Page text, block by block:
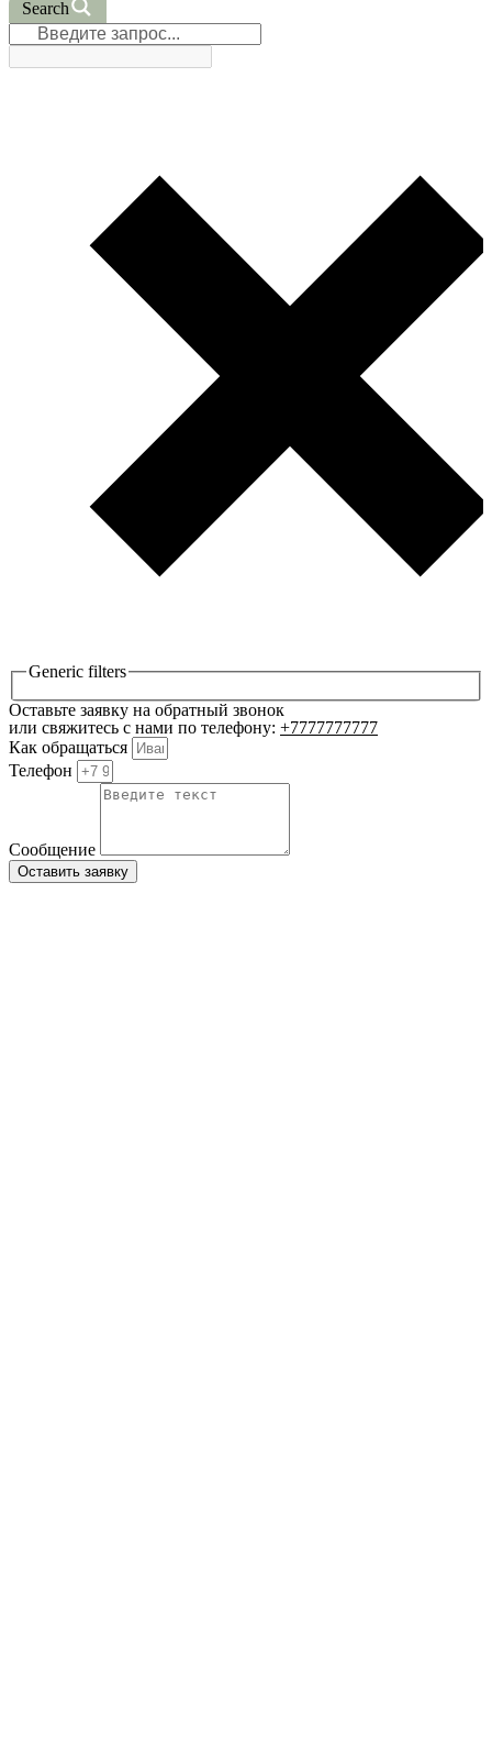
Search
Generic filters
Оставьте заявку на обратный звонок
или свяжитесь с нами по телефону: +7777777777
Как обращаться
Телефон
Сообщение
Оставить заявку